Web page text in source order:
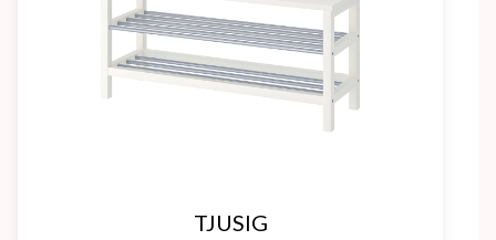
TJUSIG